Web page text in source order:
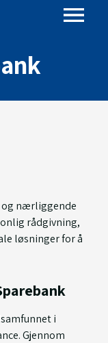
og nærliggende
rådgivning,
løsninger for å
i
Gjennom